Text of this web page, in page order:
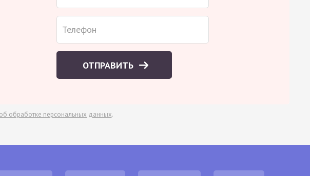
ОТПРАВИТЬ
обработке персональных данных.